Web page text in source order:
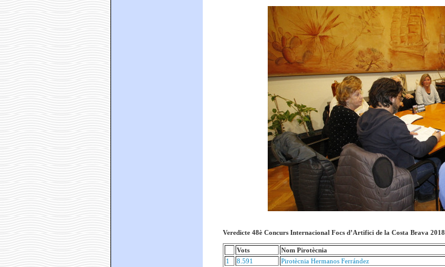
Veredicte 48è Concurs Internacional Focs d’Artifici de la Costa Brava 2018
Vots Nom Pirotècnia
1
8.591 Pirotècnia Hermanos Ferrández